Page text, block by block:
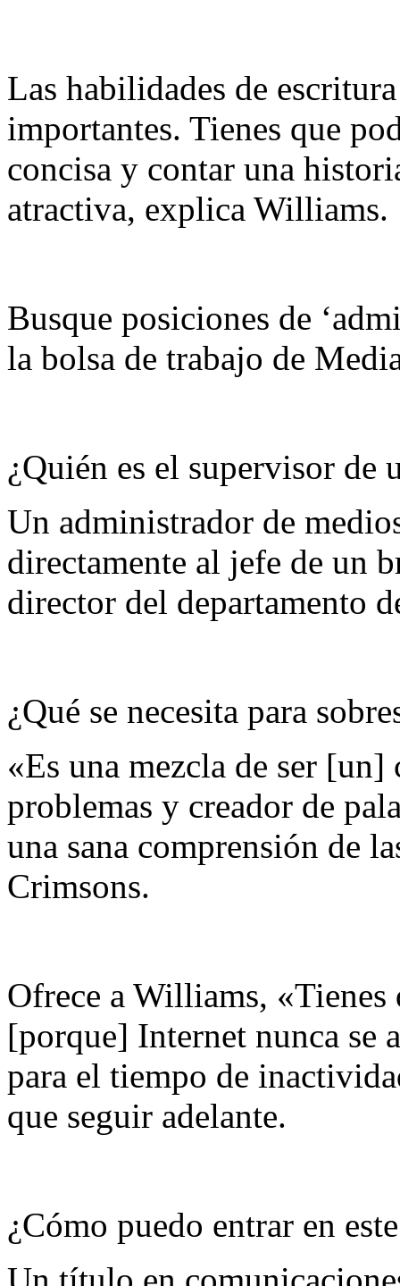
Las habilidades de
importantes. Tienes que
concisa y contar una
atractiva, explica Williams.
Busque posiciones de
la bolsa de trabajo de
¿Quién es el supervisor de
Un administrador de
directamente al jefe de un
director del departamento
¿Qué se necesita para
«Es una mezcla de ser
problemas y creador de
una sana comprensión de
Crimsons.
Ofrece a Williams,
[porque] Internet nunca se
para el tiempo de
que seguir adelante.
¿Cómo puedo entrar en